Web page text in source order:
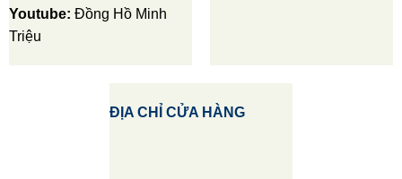
Youtube: Đồng Hồ Minh
Triệu
ĐỊA CHỈ CỬA HÀNG